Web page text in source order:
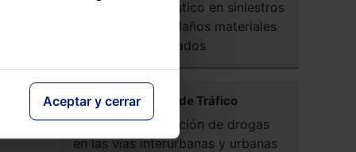
Aceptar y cerrar
formulario estadístico en siniestros
sin víctimas con daños materiales
y animales implicados
Dirección General de Tráfico
Pruebas de detección de drogas
en las vías interurbanas y urbanas